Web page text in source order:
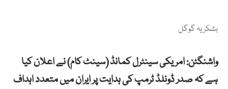
بشکریہ گوگل
واشنگٹن: امریکی سینٹرل کمانڈ (سینٹ کام) نے اعلان کیا
ہے کہ صدر ڈونلڈ ٹرمپ کی ہدایت پر ایران میں متعدد اہداف